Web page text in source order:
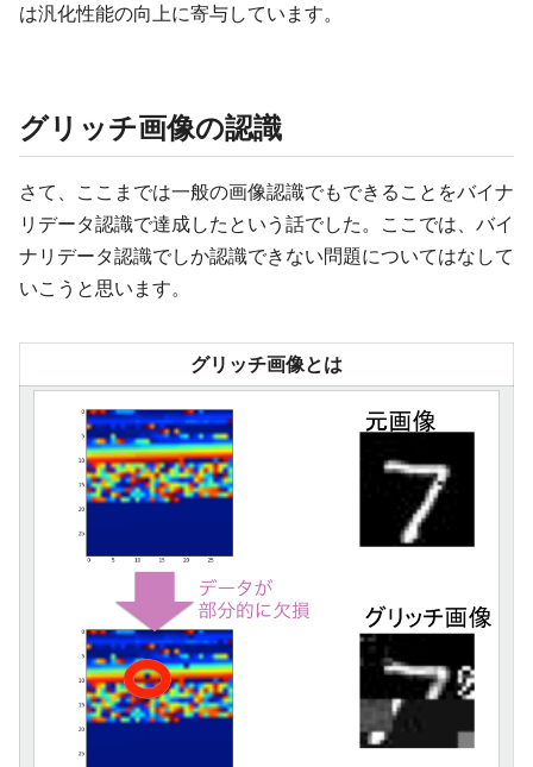
は汎化性能の向上に寄与しています。
グリッチ画像の認識
さて、ここまでは一般の画像認識でもできることをバイナ
リデータ認識で達成したという話でした。ここでは、バイ
ナリデータ認識でしか認識できない問題についてはなして
いこうと思います。
グリッチ画像とは